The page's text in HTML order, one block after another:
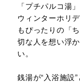
「プチパルコ湯
ウィンターホリ
もぴったりの「
切な人を想い浮
い。
銭湯が“入浴施設